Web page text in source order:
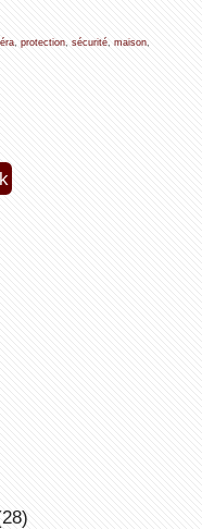
, protection, sécurité, maison,